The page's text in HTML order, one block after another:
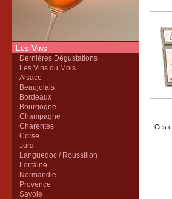
Les Vins
Dernières Dégustations
Les Vins du Mois
Alsace
Beaujolais
Bordeaux
Bourgogne
Champagne
Charentes
Corse
Jura
Languedoc / Roussillon
Lorraine
Normandie
Provence
Savoie
Ces